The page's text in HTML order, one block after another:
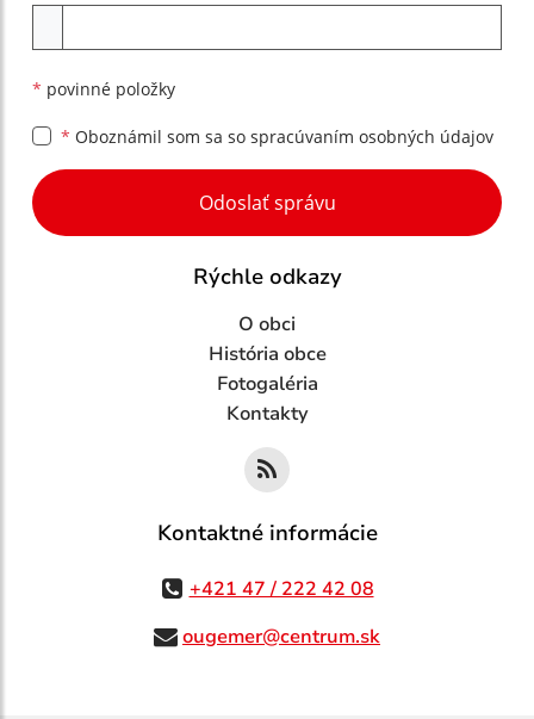
* povinné položky
* Oboznámil som sa so spracúvaním osobných údajov
Google reCaptcha Response
Odoslať správu
Rýchle odkazy
O obci
História obce
Fotogaléria
Kontakty
Kontaktné informácie
+421 47 / 222 42 08
ougemer@centrum.sk